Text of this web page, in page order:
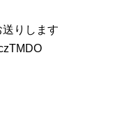
りします